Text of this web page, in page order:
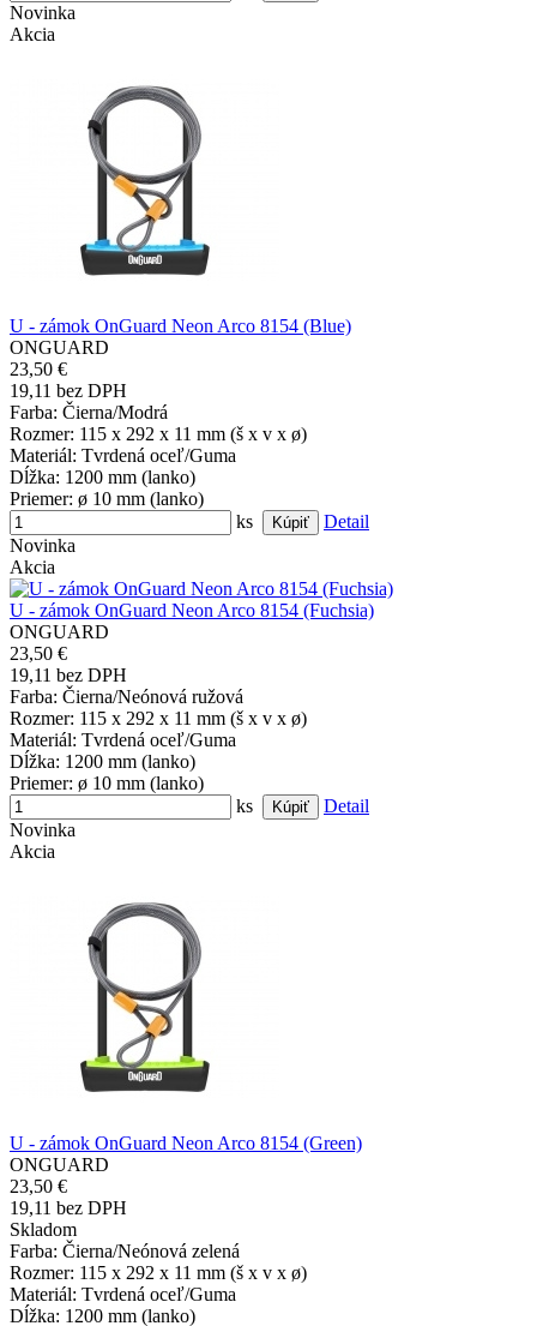
Novinka
Akcia
U - zámok OnGuard Neon Arco 8154 (Blue)
ONGUARD
23,50 €
19,11 bez DPH
Farba: Čierna/Modrá
Rozmer: 115 x 292 x 11 mm (š x v x ø)
Materiál: Tvrdená oceľ/Guma
Dĺžka: 1200 mm (lanko)
Priemer: ø 10 mm (lanko)
ks
Detail
Novinka
Akcia
U - zámok OnGuard Neon Arco 8154 (Fuchsia)
ONGUARD
23,50 €
19,11 bez DPH
Farba: Čierna/Neónová ružová
Rozmer: 115 x 292 x 11 mm (š x v x ø)
Materiál: Tvrdená oceľ/Guma
Dĺžka: 1200 mm (lanko)
Priemer: ø 10 mm (lanko)
ks
Detail
Novinka
Akcia
U - zámok OnGuard Neon Arco 8154 (Green)
ONGUARD
23,50 €
19,11 bez DPH
Skladom
Farba: Čierna/Neónová zelená
Rozmer: 115 x 292 x 11 mm (š x v x ø)
Materiál: Tvrdená oceľ/Guma
Dĺžka: 1200 mm (lanko)